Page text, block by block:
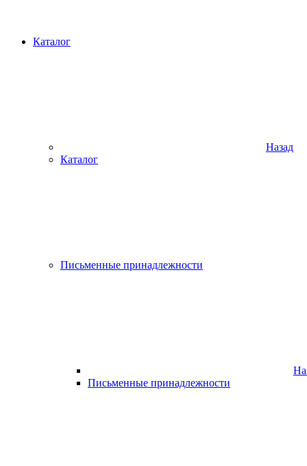
Каталог
Назад
Каталог
Письменные принадлежности
Письменные принадлежности